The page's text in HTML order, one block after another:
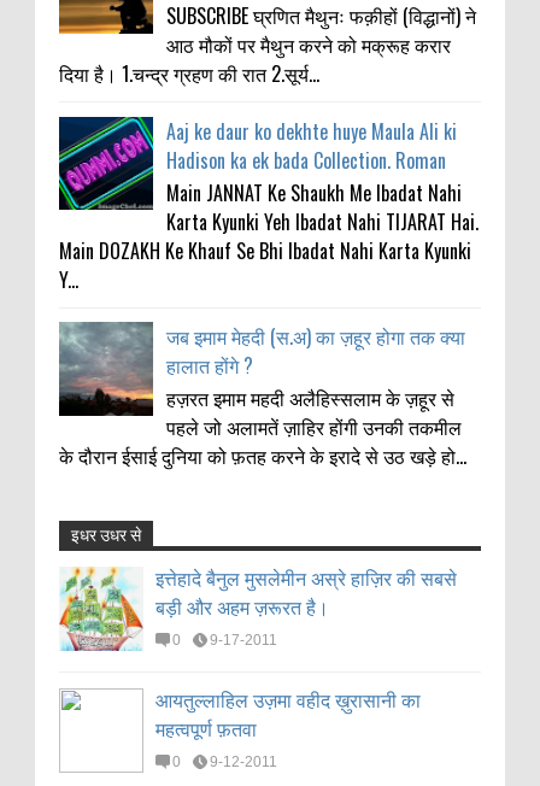
SUBSCRIBE घ्रणित मैथुनः फक़ीहों (विद्धानों) ने
आठ मौकों पर मैथुन करने को मक्रूह करार
दिया है। 1.चन्द्र ग्रहण की रात 2.सूर्य...
Aaj ke daur ko dekhte huye Maula Ali ki
Hadison ka ek bada Collection. Roman
Main JANNAT Ke Shaukh Me Ibadat Nahi
Karta Kyunki Yeh Ibadat Nahi TIJARAT Hai.
Main DOZAKH Ke Khauf Se Bhi Ibadat Nahi Karta Kyunki
Y...
जब इमाम मेहदी (स.अ) का ज़हूर होगा तक क्या
हालात होंगे ?
हज़रत इमाम महदी अलैहिस्सलाम के ज़हूर से
पहले जो अलामतें ज़ाहिर होंगी उनकी तकमील
के दौरान ईसाई दुनिया को फ़तह करने के इरादे से उठ खड़े हो...
इत्तेहादे बैनुल मुसलेमीन अस्रे हाज़िर की सबसे
बड़ी और अहम ज़रूरत है।
0 9-17-2011
महत्वपूर्ण फ़तवा
0 9-12-2011
Anonymous:
11-21-2021
Thanks my big bro
11-18-2021
BEST 👍
इधर उधर से
इत्तेहादे बैनुल मुसलेमीन अस्रे हाज़िर की सबसे
बड़ी और अहम ज़रूरत है।
0 9-17-2011
आयतुल्लाहिल उज़मा वहीद ख़ुरासानी का
महत्वपूर्ण फ़तवा
0 9-12-2011